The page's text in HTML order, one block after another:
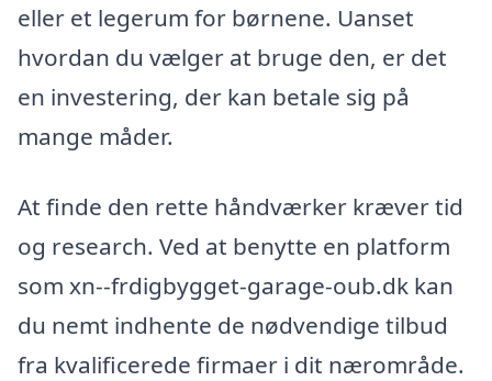
eller et legerum for børnene. Uanset
hvordan du vælger at bruge den, er det
en investering, der kan betale sig på
mange måder.
At finde den rette håndværker kræver tid
og research. Ved at benytte en platform
som xn--frdigbygget-garage-oub.dk kan
du nemt indhente de nødvendige tilbud
fra kvalificerede firmaer i dit nærområde.